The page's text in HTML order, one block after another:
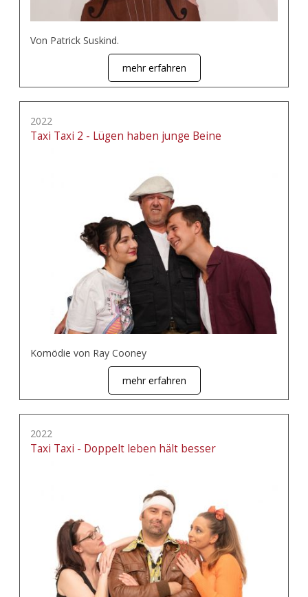
Von Patrick Suskind.
mehr erfahren
2022
Taxi Taxi 2 - Lügen haben junge Beine
Komödie von Ray Cooney
mehr erfahren
2022
Taxi Taxi - Doppelt leben hält besser